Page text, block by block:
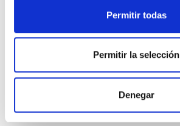
Permitir todas
Permitir la selección
Denegar